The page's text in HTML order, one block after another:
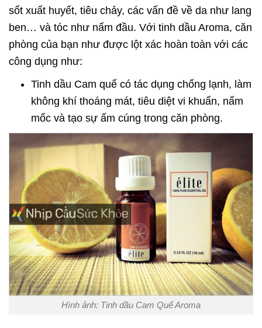
sốt xuất huyết, tiêu chảy, các vấn đề về da như lang
ben… và tóc như nấm đầu. Với tinh dầu Aroma, căn
phòng của bạn như được lột xác hoàn toàn với các
công dụng như:
Tinh dầu Cam quế có tác dụng chống lạnh, làm
không khí thoáng mát, tiêu diệt vi khuẩn, nấm
mốc và tạo sự ấm cúng trong căn phòng.
Hình ảnh: Tinh dầu Cam Quế Aroma